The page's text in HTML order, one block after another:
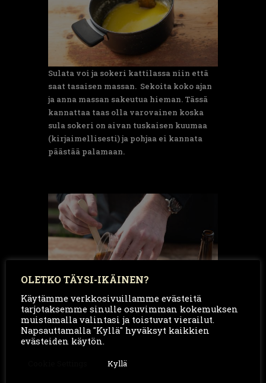
Sulata voi ja sokeri kattilassa niin että
saat tasaisen massan. Sekoita koko ajan
ja anna massan sakeutua hieman. Tässä
kannattaa taas olla varovainen koska
sula sokeri on aivan tuskaisen kuumaa
(kirjaimellisesti) ja pohjaa ei kannata
päästää palamaan.
Lisää kinuskin pohjaan ensiksi kerma
OLETKO TÄYSI-IKÄINEN?
Käytämme verkkosivuillamme evästeitä
tarjotaksemme sinulle osuvimman kokemuksen
muistamalla valintasi ja toistuvat vierailut.
Napsauttamalla "Kyllä" hyväksyt kaikkien
evästeiden käytön.
Kyllä